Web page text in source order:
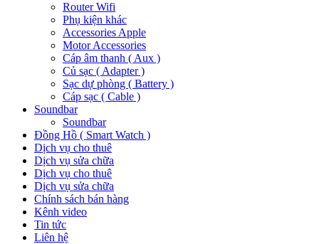
Router Wifi
Phụ kiện khác
Accessories Apple
Motor Accessories
Cáp âm thanh ( Aux )
Củ sạc ( Adapter )
Sạc dự phòng ( Battery )
Cáp sạc ( Cable )
Soundbar
Soundbar
Đồng Hồ ( Smart Watch )
Dịch vụ cho thuê
Dịch vụ sửa chữa
Dịch vụ cho thuê
Dịch vụ sửa chữa
Chính sách bán hàng
Kênh video
Tin tức
Liên hệ